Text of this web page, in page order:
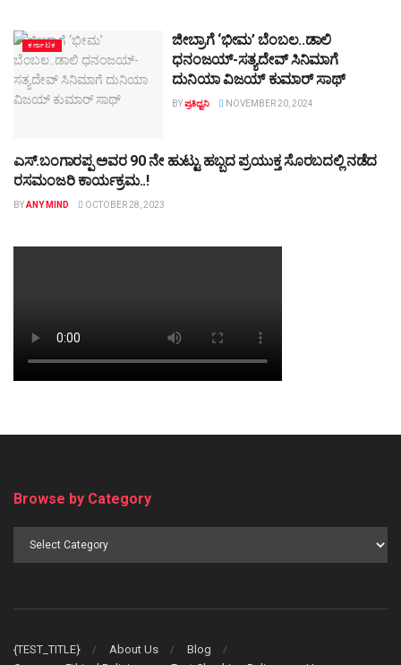
ಕರ್ನಾಟಕ
ಜೀಬ್ರಾಗೆ ‘ಭೀಮ’ ಬೆಂಬಲ..ಡಾಲಿ
ಧನಂಜಯ್-ಸತ್ಯದೇವ್ ಸಿನಿಮಾಗೆ
ದುನಿಯಾ ವಿಜಯ್ ಕುಮಾರ್ ಸಾಥ್
BYಪ್ರತಿಧ್ವನಿ NOVEMBER 20, 2024
TOP STORY
ಎಸ್.ಬಂಗಾರಪ್ಪ ಅವರ 90 ನೇ ಹುಟ್ಟು ಹಬ್ಬದ ಪ್ರಯುಕ್ತ ಸೊರಬದಲ್ಲಿ ನಡೆದ
ರಸಮಂಜರಿ ಕಾರ್ಯಕ್ರಮ..!
BYANY MIND OCTOBER 28, 2023
Browse by Category
{TEST_TITLE} About Us
Blog